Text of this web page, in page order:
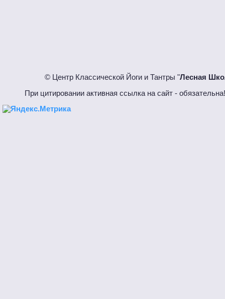
© Центр Классической Йоги и Тантры "Лесная
При цитировании активная ссылка на сайт -